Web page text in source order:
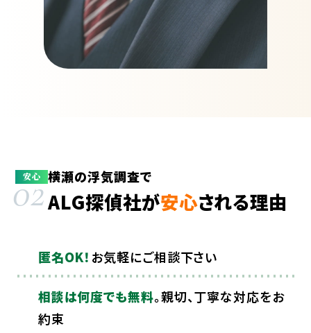
安心
02横瀬の浮気調査で
ALG探偵社が安心される理由
匿名OK！ お気軽にご相談下さい
相談は何度でも無料。親切、丁寧な対応をお
約束